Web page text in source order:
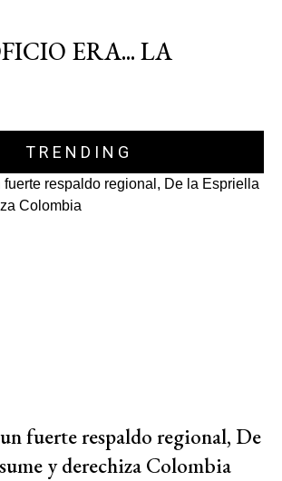
ERA... LA
TRENDING
fuerte respaldo regional, De
y derechiza Colombia